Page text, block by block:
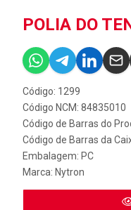
POLIA DO
Código: 1299
Código NCM: 84835010
Código de Barras do
Código de Barras da
Embalagem: PC
Marca: Nytron